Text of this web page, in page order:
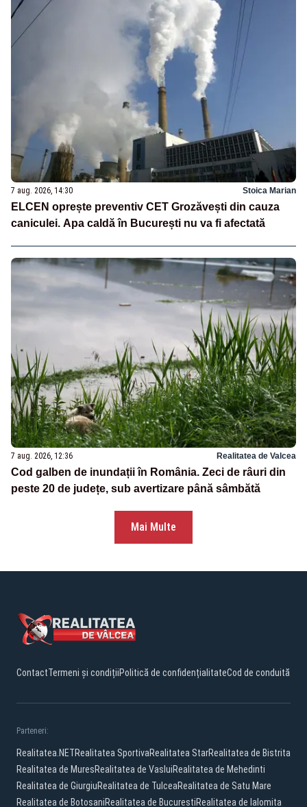
7 aug. 2026, 14:30 Stoica Marian
ELCEN oprește preventiv CET Grozăvești din cauza
caniculei. Apa caldă în București nu va fi afectată
7 aug. 2026, 12:36 Realitatea de Valcea
Cod galben de inundații în România. Zeci de râuri din
peste 20 de județe, sub avertizare până sâmbătă
Mai Multe
ContactTermeni și condițiiPolitică de confidențialitateCod de conduită
Parteneri:
Realitatea.NETRealitatea SportivaRealitatea StarRealitatea de Bistrita
Realitatea de MuresRealitatea de VasluiRealitatea de Mehedinti
Realitatea de GiurgiuRealitatea de TulceaRealitatea de Satu Mare
Realitatea de BotosaniRealitatea de BucurestiRealitatea de Ialomita